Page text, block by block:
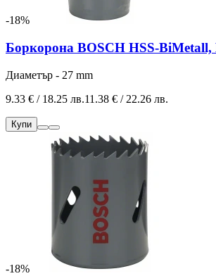
-18%
Боркорона BOSCH HSS-BiMetall,
Диаметър - 27 mm
9.33 € / 18.25 лв.11.38 € / 22.26 лв.
Купи
-18%